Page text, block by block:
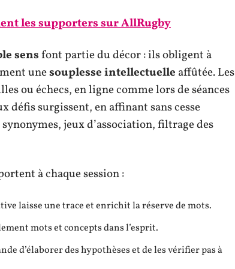
les supporters sur AllRugby
sensfont partie du décor : ils obligent à
unesouplesse intellectuelle affûtée. Les
ou échecs, en ligne comme lors de séances
défis surgissent, en affinant sans cesse
jeux d’association, filtrage des
à chaque session :
laisse une trace et enrichit la réserve de mots.
mots et concepts dans l’esprit.
d’élaborer des hypothèses et de les vérifier pas à